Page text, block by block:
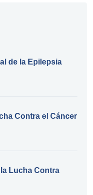
de la Epilepsia
Contra el Cáncer
Lucha Contra